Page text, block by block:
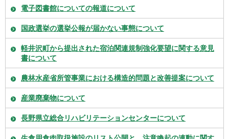
電子図書館についての報道について
国政選挙の選挙公報が届かない事態について
軽井沢町から提出された宿泊関連規制強化要望に関する意見
書について
農林水産省所管事業における構造的問題と改善提案について
産業廃棄物について
長野県立総合リハビリテーションセンターについて